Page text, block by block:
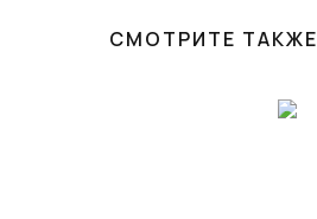
СМОТРИТЕ ТАКЖЕ